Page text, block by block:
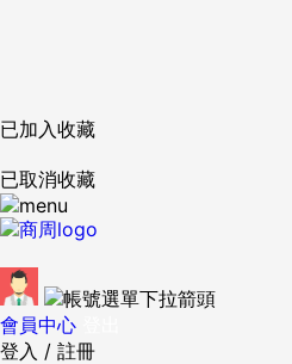
已加入收藏
已取消收藏
會員中心
登入 / 註冊